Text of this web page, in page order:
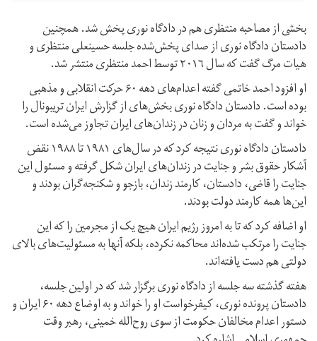
بخشى از مصاحبه منتظرى هم در دادگاه نوری پخش شد. همچنین
دادستان دادگاه نوری از صداى پخش‌شده جلسه حسینعلی منتظرى و
هيات مرگ گفت که سال ٢٠١٦ توسط احمد منتظرى منتشر شد.
او افزود احمد خاتمى گفته اعدام‌هاى دهه ۶۰ حركت انقلابی و مذهبى
بوده است. دادستان دادگاه نوری بخش‌هاى از گزارش ايران تريبونال را
خواند و گفت به مردان و زنان در زندان‌هاى ايران تجاوز می‌شده است.
دادستان دادگاه نوری نتيجه کرد که در سال‌هاى ١٩٨١ تا ١٩٨٨ نقض
آشكار حقوق بشر و جنايت در زندان‌های ایران شكل گرفته و مسئول اين
جنايت را قاضى، دادستان، كارمند زندان، بازجو و شكنجه‌گران بودند و
اين‌ها همه كارمند دولت بودند.
او اضافه کرد که تا به امروز رژيم ايران هيچ یک از مجرمين را كه اين
جنايت را مرتكب شده‌اند محاكمه نكرده، بلكه آنها به مسئوليت‌هاى بالاى
دولتى هم دست يافته‌اند.
هفته گذشته سه جلسه از دادگاه نوری برگزار شد که در اولین جلسه،
دادستان پرونده نوری، كيفرخواست او را خواند و به اوضاع دهه ۶۰ ايران و
دستور اعدام مخالفان حکومت از سوی روح‌الله خمينى، رهبر وقت